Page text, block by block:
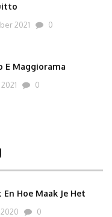
2021 0
Maggiorama
0
Hoe Maak Je Het
0